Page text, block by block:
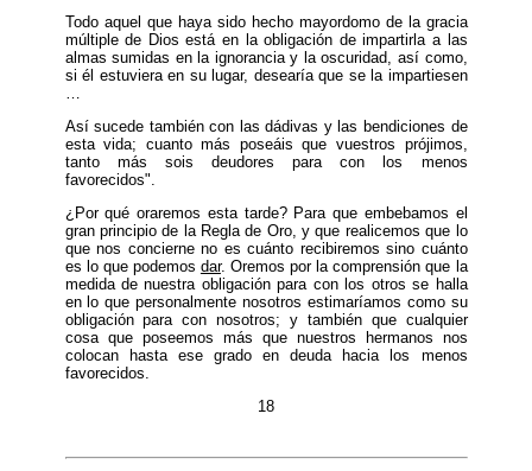
Todo aquel que haya sido hecho mayordomo de la gracia
múltiple de Dios está en la obligación de impartirla a las
almas sumidas en la ignorancia y la oscuridad, así como,
si él estuviera en su lugar, desearía que se la impartiesen
…
Así sucede también con las dádivas y las bendiciones de
esta vida; cuanto más poseáis que vuestros prójimos,
tanto más sois deudores para con los menos
favorecidos".
¿Por qué oraremos esta tarde? Para que embebamos el
gran principio de la Regla de Oro, y que realicemos que lo
que nos concierne no es cuánto recibiremos sino cuánto
es lo que podemos dar. Oremos por la comprensión que la
medida de nuestra obligación para con los otros se halla
en lo que personalmente nosotros estimaríamos como su
obligación para con nosotros; y también que cualquier
cosa que poseemos más que nuestros hermanos nos
colocan hasta ese grado en deuda hacia los menos
favorecidos.
18